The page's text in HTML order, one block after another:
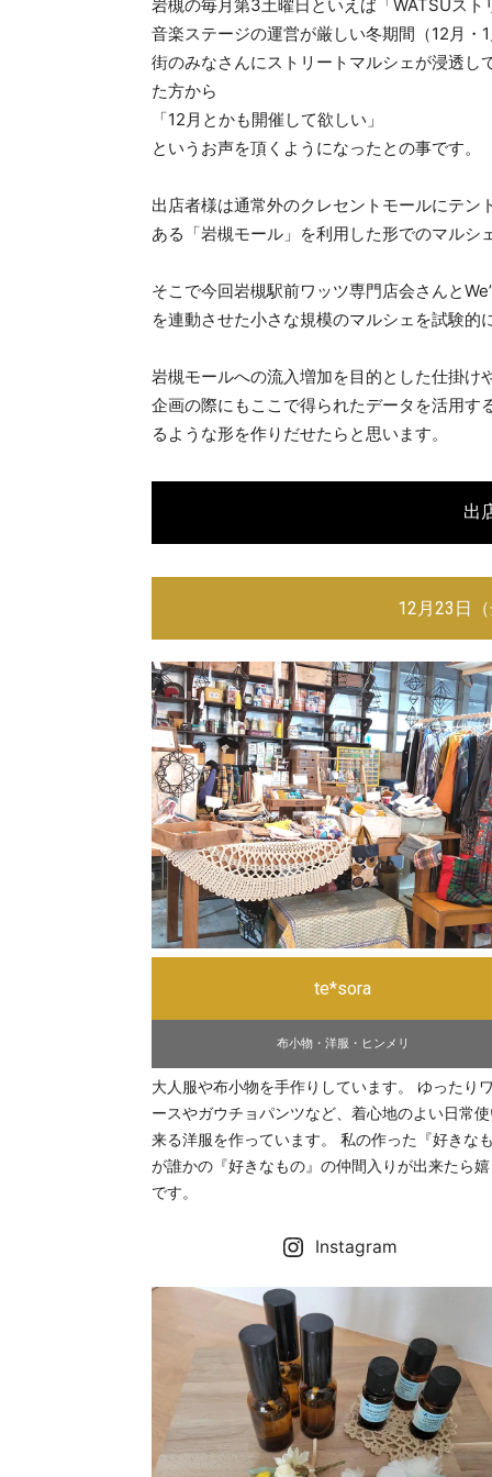
岩槻の毎月第3土曜日といえば「WATSUスト
音楽ステージの運営が厳しい冬期間（12月・
街のみなさんにストリートマルシェが浸透し
た方から
「12月とかも開催して欲しい」
というお声を頂くようになったとの事です。
出店者様は通常外のクレセントモールにテ
ある「岩槻モール」を利用した形でのマル
そこで今回岩槻駅前ワッツ専門店会さんと
を連動させた小さな規模のマルシェを試験的
岩槻モールへの流入増加を目的とした仕掛
企画の際にもここで得られたデータを活用す
るような形を作りだせたらと思います。
出
12月23日
te*sora
布小物・洋服・ヒンメリ
大人服や布小物を手作りしています。 ゆったり
ースやガウチョパンツなど、着心地のよい日常
来る洋服を作っています。 私の作った『好きな
が誰かの『好きなもの』の仲間入りが出来たら
です。
Instagram